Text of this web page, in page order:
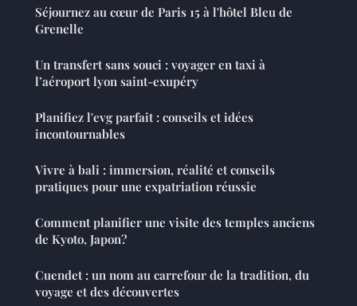
Séjournez au cœur de Paris 15 à l'hôtel Bleu de
Grenelle
Un transfert sans souci : voyager en taxi à
l’aéroport lyon saint-exupéry
Planifiez l'evg parfait : conseils et idées
incontournables
Vivre à bali : immersion, réalité et conseils
pratiques pour une expatriation réussie
Comment planifier une visite des temples anciens
de Kyoto, Japon?
Cuendet : un nom au carrefour de la tradition, du
voyage et des découvertes